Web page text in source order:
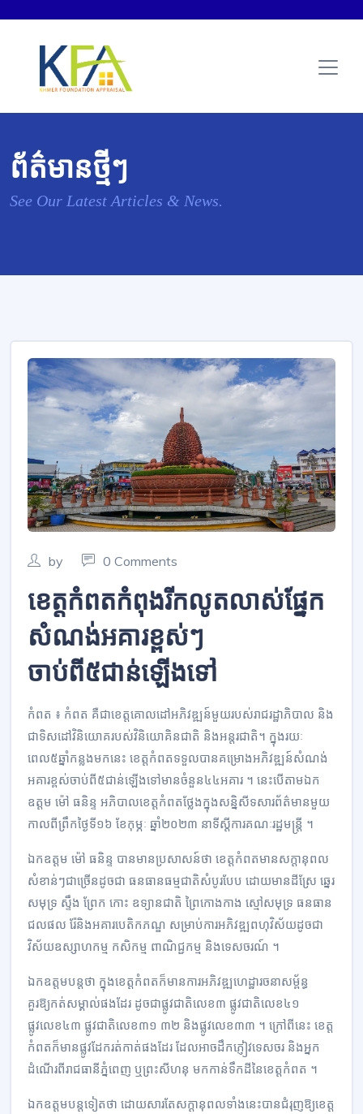
ព័ត៌មានថ្មីៗ
See Our Latest Articles & News.
by 0 Comments
ខេត្តកំពតកំពុងរីកលូតលាស់ផ្នែក
សំណង់អគារខ្ពស់ៗ
ចាប់ពី៥ជាន់ឡើងទៅ
កំពត ៖ កំពត គឺជាខេត្តគោលដៅអភិវឌ្ឍន៍មួយរបស់រាជរដ្ឋាភិបាល និង
ជាទិសដៅវិនិយោគរបស់វិនិយោគិនជាតិ និងអន្តរជាតិ។ ក្នុងរយៈ
ពេល៥ឆ្នាំកន្លងមកនេះ ខេត្តកំពតទទួលបានគម្រោងអភិវឌ្ឍន៍សំណង់
អគារខ្ពស់ចាប់ពី៥ជាន់ឡើងទៅមានចំនួន៤៤អគារ ។ នេះបើតាមឯក
ឧត្តម ម៉ៅ ធនិន្ទ អភិបាលខេត្តកំពតថ្លែងក្នុងសន្និសីទសារព័ត៌មានមួយ
កាលពីព្រឹកថ្ងៃទី១៦ ខែកុម្ភៈ ឆ្នាំ២០២៣ នាទីស្ដីការគណៈរដ្ឋមន្ត្រី ។
ឯកឧត្តម ម៉ៅ ធនិន្ទ បានមានប្រសាសន៍ថា ខេត្តកំពតមានសក្ដានុពល
សំខាន់ៗជាច្រើនដូចជា ធនធានធម្មជាតិសំបូរបែប ដោយមានដីស្រែ ឆ្នេរ
សមុទ្រ ស្ទឹង ព្រែក កោះ ឧទ្យានជាតិ ព្រៃកោងកាង ស្មៅសមុទ្រ ធនធាន
ជលផល រ៉ែនិងអគារបេតិកភណ្ឌ សម្រាប់ការអភិវឌ្ឍពហុវិស័យដូចជា
វិស័យឧស្សាហកម្ម កសិកម្ម ពាណិជ្ជកម្ម និងទេសចរណ៍ ។
ឯកឧត្តមបន្តថា ក្នុងខេត្តកំពតក៏មានការអភិវឌ្ឍហេដ្ឋារចនាសម្ព័ន្ធ
គួរឱ្យកត់សម្គាល់ផងដែរ ដូចជាផ្លូវជាតិលេខ៣ ផ្លូវជាតិលេខ៤១
ផ្លូវលេខ៤៣ ផ្លូវជាតិលេខ៣១ ៣២ និងផ្លូវលេខ៣៣ ។ ក្រៅពីនេះ ខេត្ត
កំពតក៏មានផ្លូវដែករត់កាត់ផងដែរ ដែលអាចដឹកភ្ញៀវទេសចរ និងអ្នក
ដំណើរពីរាជធានីភ្នំពេញ ឬព្រះសីហនុ មកកាន់ទឹកដីនៃខេត្តកំពត ។
ឯកឧត្តមបន្តទៀតថា ដោយសារតែសក្ដានុពលទាំងនេះបានជំរុញឱ្យខេត្ត